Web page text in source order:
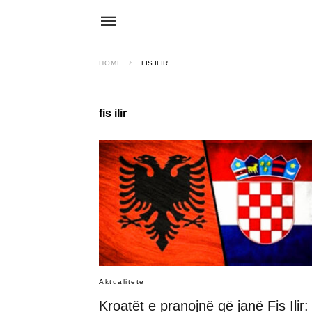
HOME FIS ILIR
fis ilir
Aktualitete
Kroatët e pranojnë që janë Fis Ilir: